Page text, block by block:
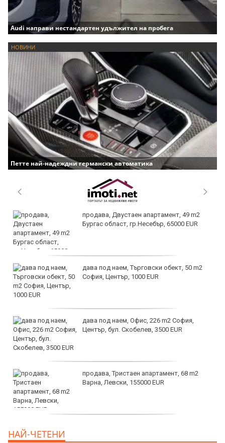
Audi направи нестандартен удължител на пробега
НОВИНИ
Петте най-надеждни германски автоматика
продава, Двустаен апартамент, 49 m2
Бургас област, гр.Несебър, 65000 EUR
дава под наем, Търговски обект, 50 m2
София, Център, 1000 EUR
дава под наем, Офис, 226 m2 София,
Център, бул. Скобелев, 3500 EUR
продава, Тристаен апартамент, 68 m2
Варна, Левски, 155000 EUR
НАЙ-ЧЕТЕНИ